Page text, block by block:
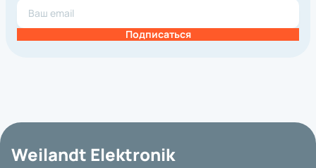
Подписаться
Weilandt Elektronik